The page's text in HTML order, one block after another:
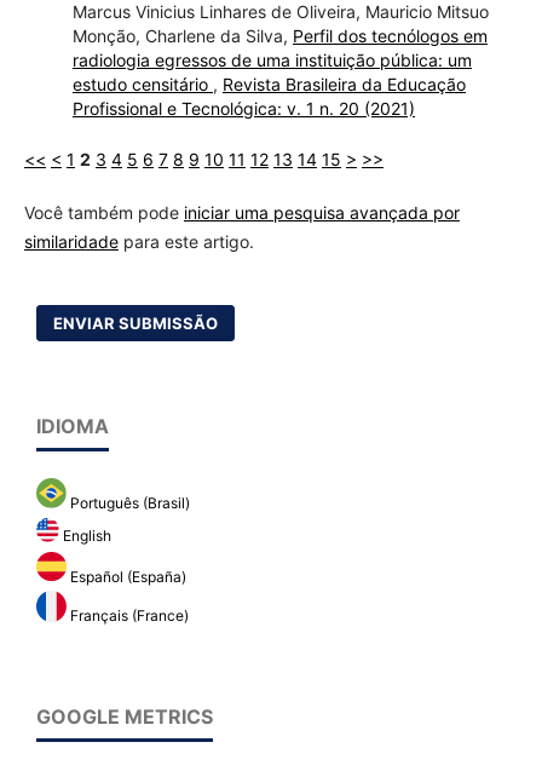
Marcus Vinicius Linhares de Oliveira, Mauricio Mitsuo
Monção, Charlene da Silva, Perfil dos tecnólogos em
radiologia egressos de uma instituição pública: um
estudo censitário , Revista Brasileira da Educação
Profissional e Tecnológica: v. 1 n. 20 (2021)
<< < 1 2 3 4 5 6 7 8 9 10 11 12 13 14 15 > >>
Você também pode iniciar uma pesquisa avançada por
similaridadepara este artigo.
ENVIAR SUBMISSÃO
IDIOMA
Português (Brasil)
English
Español (España)
Français (France)
GOOGLE METRICS